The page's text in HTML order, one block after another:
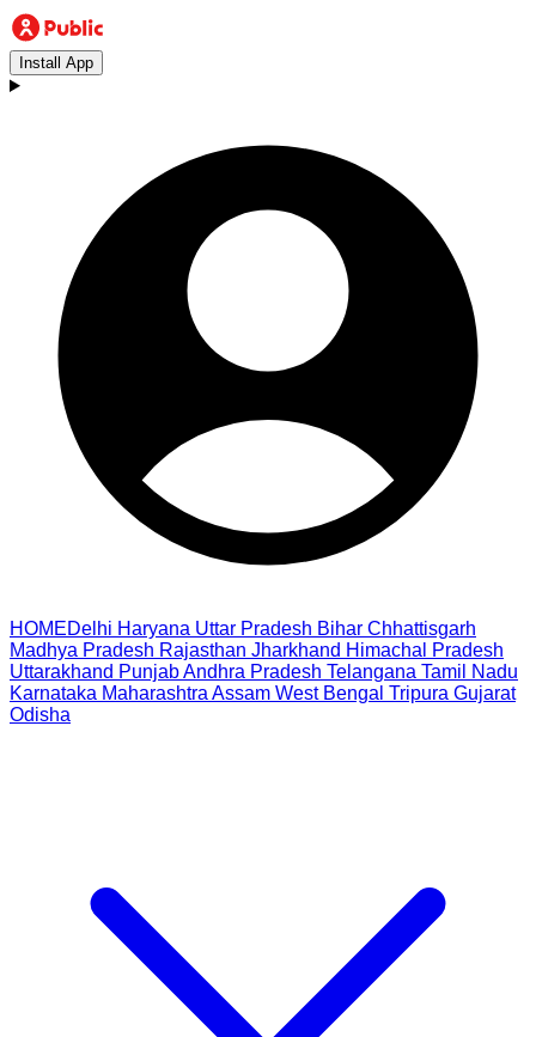
Install App
HOMEDelhi Haryana Uttar Pradesh Bihar Chhattisgarh
Madhya Pradesh Rajasthan Jharkhand Himachal Pradesh
Uttarakhand PunjabAndhra Pradesh Telangana Tamil Nadu
Karnataka Maharashtra Assam West Bengal Tripura Gujarat
Odisha